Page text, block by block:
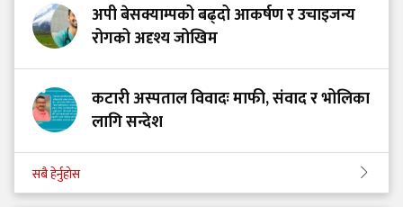
अपी बेसक्याम्पको बढ्दो आकर्षण र उचाइजन्य
रोगको अदृश्य जोखिम
कटारी अस्पताल विवादः माफी, संवाद र भोलिका
लागि सन्देश
सबै हेर्नुहोस